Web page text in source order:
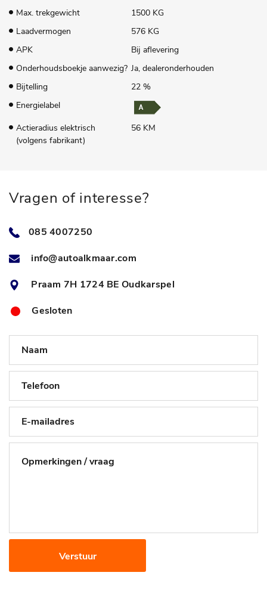
Max. trekgewicht
1500 KG
Laadvermogen
576 KG
APK
Bij aflevering
Onderhoudsboekje aanwezig? Ja, dealeronderhouden
Bijtelling
22 %
Energielabel
Actieradius elektrisch
(volgens fabrikant)
56 KM
Vragen of interesse?
085 4007250
info@autoalkmaar.com
Praam 7H 1724 BE Oudkarspel
Gesloten
Verstuur